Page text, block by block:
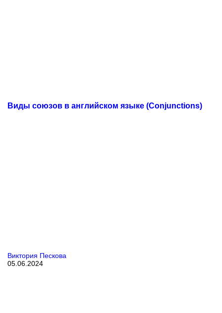
Виды союзов в английском языке (Conjunctions)
Виктория Пескова
05.06.2024